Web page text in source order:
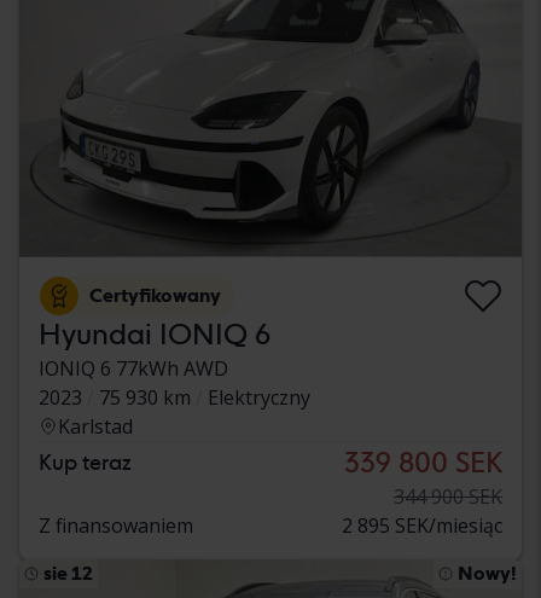
Certyfikowany
Hyundai IONIQ 6
IONIQ 6 77kWh AWD
2023
75 930 km
Elektryczny
Karlstad
Kup teraz 339 800 SEK
344 900 SEK
Z finansowaniem
2 895 SEK/miesiąc
sie 12 Nowy!